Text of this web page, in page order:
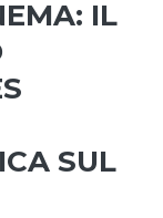
IL
SUL